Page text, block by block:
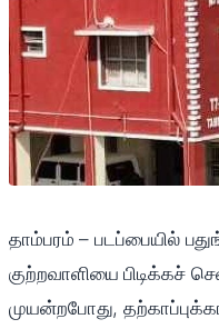
தாம்பரம் – படப்பையில்
குற்றவாளியை பிடிக்கச்
முயன்றபோது,